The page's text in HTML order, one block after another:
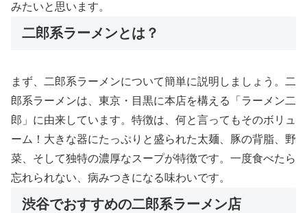
みたいと思います。
二郎系ラーメンとは？
まず、二郎系ラーメンについて簡単に説明しましょう。二
郎系ラーメンは、東京・目黒に本店を構える「ラーメン二
郎」に由来しています。特徴は、何と言ってもそのボリュ
ーム！大きな器にたっぷりと盛られた太麺、豚の背脂、野
菜、そして独特の濃厚なスープが特徴です。一度食べたら
忘れられない、病みつきになる味わいです。
渋谷でおすすめの二郎系ラーメン店